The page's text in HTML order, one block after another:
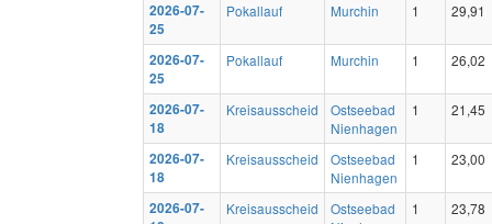
2026-07-
25
Pokallauf Murchin 1 29,91
2026-07-
25
Pokallauf Murchin 1 26,02
2026-07-
18
Kreisausscheid
Ostseebad
Nienhagen
1 21,45
2026-07-
18
Kreisausscheid
Ostseebad
Nienhagen
1 23,00
2026-07-
Kreisausscheid
Ostseebad
1 23,78